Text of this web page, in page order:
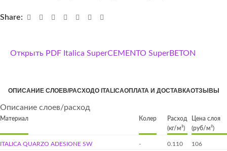
Share:
Открыть PDF Italica SuperCEMENTO SuperBETON
ОПИСАНИЕ СЛОЕВ/РАСХОДО ITALICAОПЛАТА И ДОСТАВКАОТЗЫВЫ
Описание слоев/расход
Материал Колер
Расход
(кг/м²)
Цена слоя
(руб/м²)
ITALICA QUARZO ADESIONE SW - 0.110 106